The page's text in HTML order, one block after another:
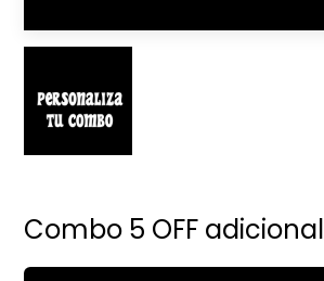
Combo 5 OFF adicional